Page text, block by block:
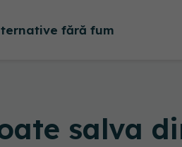
fără fum
salva